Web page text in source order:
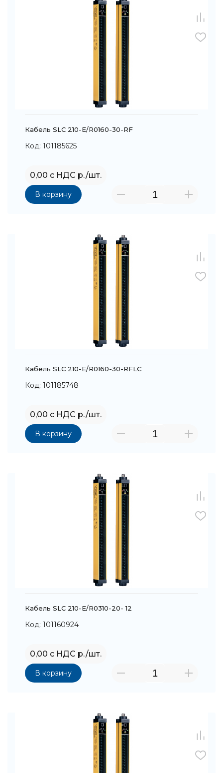
Кабель SLC 210-E/R0160-30-RF
Код: 101185625
0,00 с НДС р./шт.
В корзину
Кабель SLC 210-E/R0160-30-RFLC
Код: 101185748
0,00 с НДС р./шт.
В корзину
Кабель SLC 210-E/R0310-20- 12
Код: 101160924
0,00 с НДС р./шт.
В корзину